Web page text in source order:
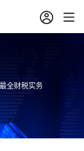
全财税实务